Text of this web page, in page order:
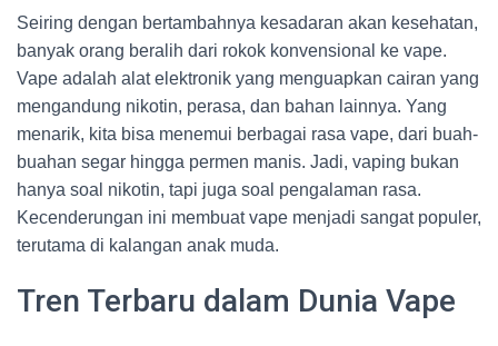
Seiring dengan bertambahnya kesadaran akan kesehatan,
banyak orang beralih dari rokok konvensional ke vape.
Vape adalah alat elektronik yang menguapkan cairan yang
mengandung nikotin, perasa, dan bahan lainnya. Yang
menarik, kita bisa menemui berbagai rasa vape, dari buah-
buahan segar hingga permen manis. Jadi, vaping bukan
hanya soal nikotin, tapi juga soal pengalaman rasa.
Kecenderungan ini membuat vape menjadi sangat populer,
terutama di kalangan anak muda.
Tren Terbaru dalam Dunia Vape